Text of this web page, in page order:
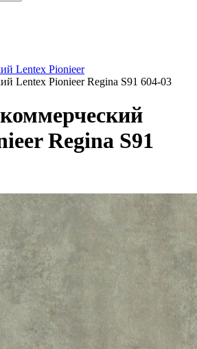
Lentex Pionieer
Lentex Pionieer Regina S91 604-03
Regina S91